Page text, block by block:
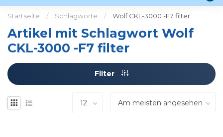
Startseite / Schlagworte / Wolf CKL-3000 -F7 filter
Artikel mit Schlagwort Wolf
CKL-3000 -F7 filter
Filter